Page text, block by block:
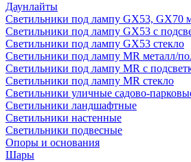
Даунлайты
Светильники под лампу GX53, GX70
Светильники под лампу GX53 с
Светильники под лампу GX53 стекло
Светильники под лампу MR металл/
Светильники под лампу MR с
Светильники под лампу MR стекло
Светильники уличные садово-
Светильники ландшафтные
Светильники настенные
Светильники подвесные
Опоры и основания
Шары